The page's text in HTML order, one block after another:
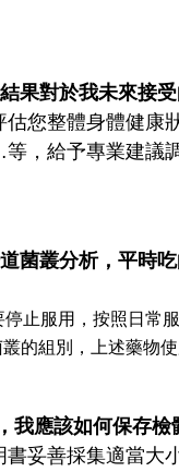
果對於我未來接
您整體身體健康
，給予專業建議
菌叢分析，平時
止服用，按照日常
的組別，上述藥物
我應該如何保存檢
妥善採集適當大